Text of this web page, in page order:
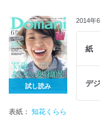
スヌ子の“徒然めし”
Domani的大人文化部
“愛”のファンタジック占い
プレゼント
Book in Book Around 35歳
PART 2 この夏、いい女の
く”
PART 3 アニマル柄 or サ
PART 4 メンズ誌がお手
PART 5 シンプルなのに
ます
PART 6 Theoryのセットア
PART 7 街で着る｢ペールト
PART 8 雨の日こそ“気分
PART 9 夏からは｢コンビ
試し読み
2014年
紙
デ
表紙： 知花くらら